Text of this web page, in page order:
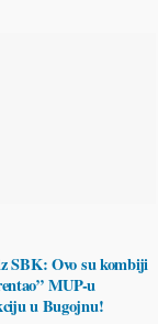
SBK: Ovo su kombiji
MUP-u
u Bugojnu!